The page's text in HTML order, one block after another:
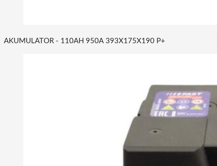
AKUMULATOR - 110AH 950A 393X175X190 P+